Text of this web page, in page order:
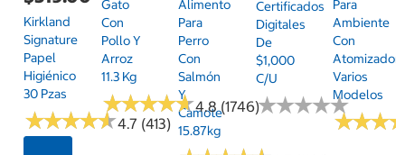
Kirkland
Signature
Papel
Higiénico
30 Pzas
★★★★★
★★★★★4.7 (413)
Gato
Con
Pollo Y
Arroz
11.3 Kg
★★★★★
★★★★★4.8 (1746)
Alimento
Para
Perro
Con
Salmón
Y
Camote
15.87kg
Certificados
Digitales
De
$1,000
C/u
★★★★★
★★★★★
Para
Ambiente
Con
Atomizador,
Varios
Modelos
★★★
★★★